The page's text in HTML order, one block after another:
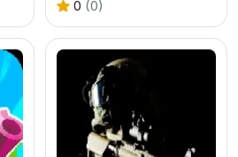
0 (0)